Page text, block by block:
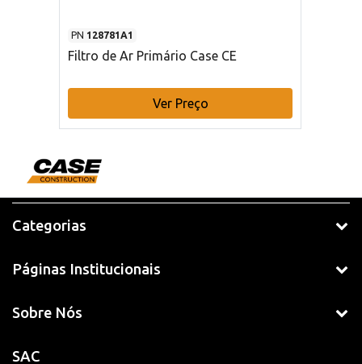
PN 128781A1
Filtro de Ar Primário Case CE
Ver Preço
Categorias
Páginas Institucionais
Sobre Nós
SAC